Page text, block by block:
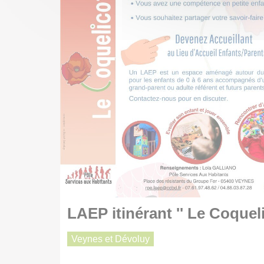
LAEP itinérant '' Le
Veynes et Dévoluy